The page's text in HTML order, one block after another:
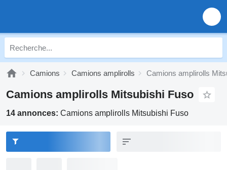
Camions Camions amplirolls Camions amplirolls
Camions amplirolls Mitsubishi Fuso
14 annonces: Camions amplirolls Mitsubishi Fuso